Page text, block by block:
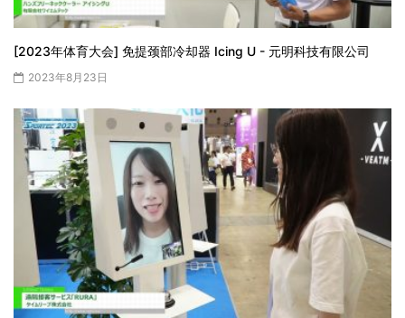
[2023年体育大会] 免提颈部冷却器 Icing U - 元明科技有限公司
2023年8月23日